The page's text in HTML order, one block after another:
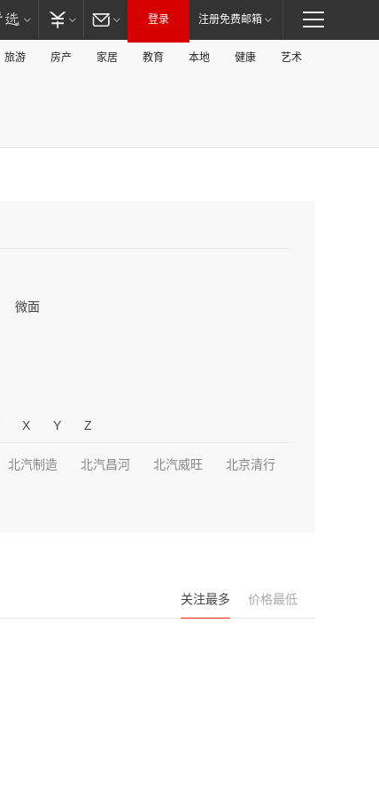
登录 注册免费邮箱
旅游 房产 家居 教育 本地 健康 艺术
微面
X Y Z
北汽制造 北汽昌河 北汽威旺 北京清行
关注最多 价格最低